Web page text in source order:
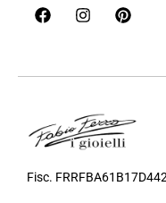
Fisc.